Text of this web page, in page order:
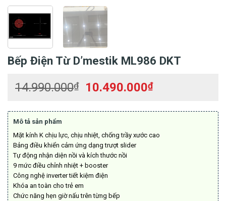
Bếp Điện Từ D’mestik ML986 DKT
14.990.000₫
Giá
là:
10.490.000₫Giá
tại
10.490.000₫.
Mô tả sản phẩm
Mặt kính K chịu lực, chịu nhiệt, chống trầy xước cao
Bảng điều khiển cảm ứng dạng trượt slider
Tự động nhận diện nồi và kích thước nồi
9 mức điều chỉnh nhiệt + booster
Công nghệ inverter tiết kiệm điện
Khóa an toàn cho trẻ em
Chức năng hẹn giờ nấu trên từng bếp